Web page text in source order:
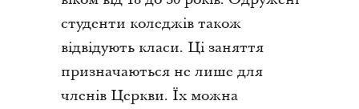
студенти коледжів також
відвідують класи. Ці заняття
призначаються не лише для
членів Церкви. Їх можна